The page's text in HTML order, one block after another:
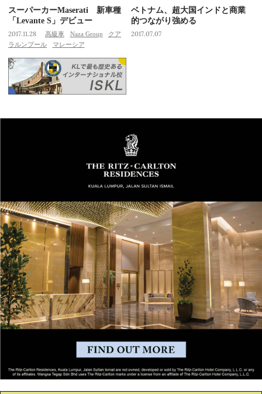
スーパーカーMaserati 新車種
「Levante S」デビュー
2017.11.28 高級車 Naza Group
クア
ラルンプール
マレーシア
ベトナム、超大国インドと商業
的つながり強める
2017.07.07